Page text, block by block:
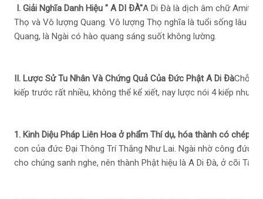
I. Giải Nghĩa Danh Hiệu " A DI ÐÀ"A Di Ðà là dịch âm chữ Amita.
Thọ và Vô lượng Quang. Vô lượng Thọ nghĩa là tuổi sống lâu
Quang, là Ngài có hào quang sáng suốt không lường.
II. Lược Sử Tu Nhân Và Chứng Quả Của Ðức Phật A Di ÐàChỗ
kiếp trước rất nhiều, không thể kể xiết, nay lược nói 4 kiếp như
1. Kinh Diệu Pháp Liên Hoa ở phẩm Thí dụ, hóa thành có chép:
con của đức Ðại Thông Trí Thắng Như Lai. Ngài nhờ công đức
cho chúng sanh nghe, nên thành Phật hiệu là A Di Ðà, ở cõi Tây